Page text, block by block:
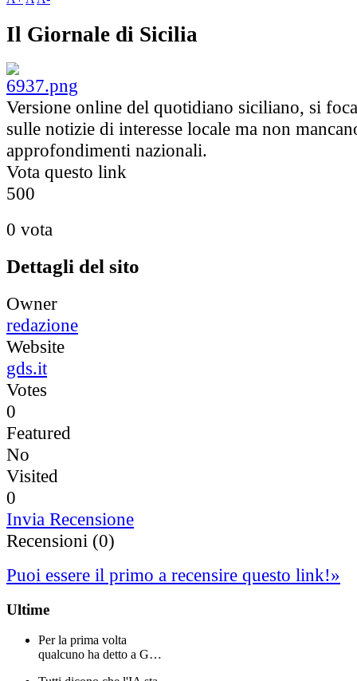
Il Giornale di Sicilia
Versione online del quotidiano siciliano, si
sulle notizie di interesse locale ma non
approfondimenti nazionali.
Vota questo link
500
0 vota
Dettagli del sito
Owner
redazione
Website
gds.it
Votes
0
Featured
No
Visited
0
Invia Recensione
Recensioni (0)
Puoi essere il primo a recensire questo link!»
Ultime
Per la prima volta
qualcuno ha detto a G…